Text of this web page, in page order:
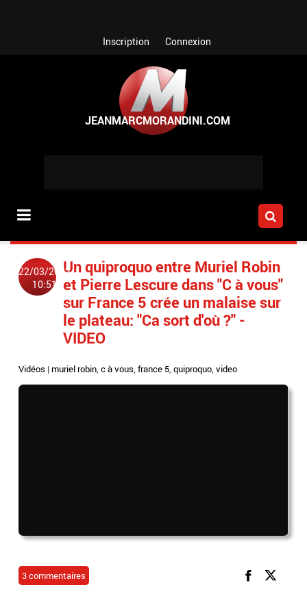
Inscription Connexion
22/03/2022
10:51
Un quiproquo entre Muriel Robin
et Pierre Lescure dans "C à vous"
sur France 5 crée un malaise sur
le plateau: "Ca sort d'où ?" -
VIDEO
Vidéos |muriel robin,c à vous,france 5,quiproquo,video
3 commentaires